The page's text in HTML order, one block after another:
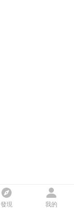
發現 我的